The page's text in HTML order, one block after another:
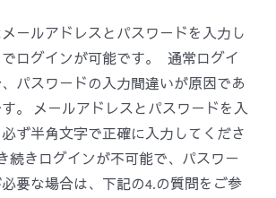
い
す。
(有
料
会
員
に
な
ールアドレスとパスワードを入力し
ログインが可能です。 通常ログイ
パスワードの入力間違いが原因であ
。 メールアドレスとパスワードを入
ず半角文字で正確に入力してくださ
続きログインが不可能で、パスワー
要な場合は、下記の4.の質問をご参